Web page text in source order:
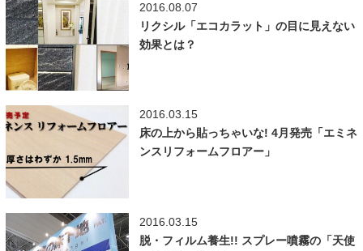
2016.08.07
リクシル「エコカラット」の目に見えない
効果とは？
2016.03.15
床の上から貼っちゃいな! 4月発売「エミネ
ンスリフォームフロアー」
2016.03.15
脱・フィルム養生!! スプレー噴霧の「天使